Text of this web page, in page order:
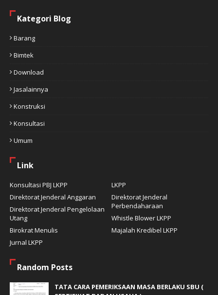
Kategori Blog
Barang
Bimtek
Download
Jasalainnya
Konstruksi
Konsultasi
Umum
Link
Konsultasi PBJ LKPP
LKPP
Direktorat Jenderal Anggaran
Direktorat Jenderal
Perbendaharaan
Direktorat Jenderal Pengelolaan
Utang
Whistle Blower LKPP
Birokrat Menulis
Majalah Kredibel LKPP
Jurnal LKPP
Random Posts
TATA CARA PEMERIKSAAN MASA BERLAKU SBU (